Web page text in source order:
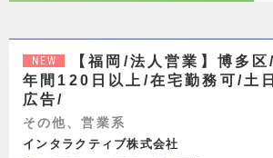
NEW
【福岡/法人営業】博多
年間120日以上/在宅勤務可/土
広告/
その他、営業系
インタラクティブ株式会社